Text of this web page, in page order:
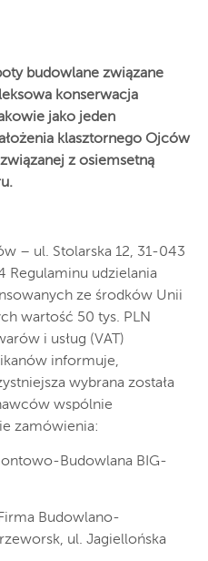
budowlane związane
konserwacja
jako jeden
klasztornego Ojców
z osiemsetną
– ul. Stolarska 12, 31-043
Regulaminu udzielania
ze środków Unii
wartość 50 tys. PLN
i usług (VAT)
informuje,
wybrana została
wspólnie
zamówienia:
Budowlana BIG-
Budowlano-
ul. Jagiellońska